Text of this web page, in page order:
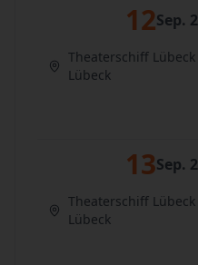
12Sep.
Theaterschiff Lübeck
Lübeck
13Sep.
Theaterschiff Lübeck
Lübeck